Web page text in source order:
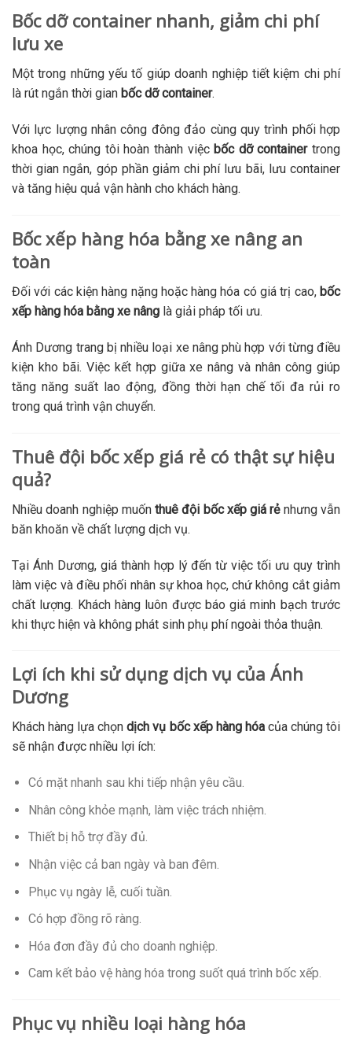
Bốc dỡ container nhanh, giảm chi phí
lưu xe
Một trong những yếu tố giúp doanh nghiệp tiết kiệm chi phí
là rút ngắn thời gian bốc dỡ container.
Với lực lượng nhân công đông đảo cùng quy trình phối hợp
khoa học, chúng tôi hoàn thành việc bốc dỡ containertrong
thời gian ngắn, góp phần giảm chi phí lưu bãi, lưu container
và tăng hiệu quả vận hành cho khách hàng.
Bốc xếp hàng hóa bằng xe nâng an
toàn
Đối với các kiện hàng nặng hoặc hàng hóa có giá trị cao, bốc
xếp hàng hóa bằng xe nâng là giải pháp tối ưu.
Ánh Dương trang bị nhiều loại xe nâng phù hợp với từng điều
kiện kho bãi. Việc kết hợp giữa xe nâng và nhân công giúp
tăng năng suất lao động, đồng thời hạn chế tối đa rủi ro
trong quá trình vận chuyển.
Thuê đội bốc xếp giá rẻ có thật sự hiệu
quả?
Nhiều doanh nghiệp muốnthuê đội bốc xếp giá rẻnhưng vẫn
băn khoăn về chất lượng dịch vụ.
Tại Ánh Dương, giá thành hợp lý đến từ việc tối ưu quy trình
làm việc và điều phối nhân sự khoa học, chứ không cắt giảm
chất lượng. Khách hàng luôn được báo giá minh bạch trước
khi thực hiện và không phát sinh phụ phí ngoài thỏa thuận.
Lợi ích khi sử dụng dịch vụ của Ánh
Dương
Khách hàng lựa chọndịch vụ bốc xếp hàng hóacủa chúng tôi
sẽ nhận được nhiều lợi ích:
Có mặt nhanh sau khi tiếp nhận yêu cầu.
Nhân công khỏe mạnh, làm việc trách nhiệm.
Thiết bị hỗ trợ đầy đủ.
Nhận việc cả ban ngày và ban đêm.
Phục vụ ngày lễ, cuối tuần.
Có hợp đồng rõ ràng.
Hóa đơn đầy đủ cho doanh nghiệp.
Cam kết bảo vệ hàng hóa trong suốt quá trình bốc xếp.
Phục vụ nhiều loại hàng hóa